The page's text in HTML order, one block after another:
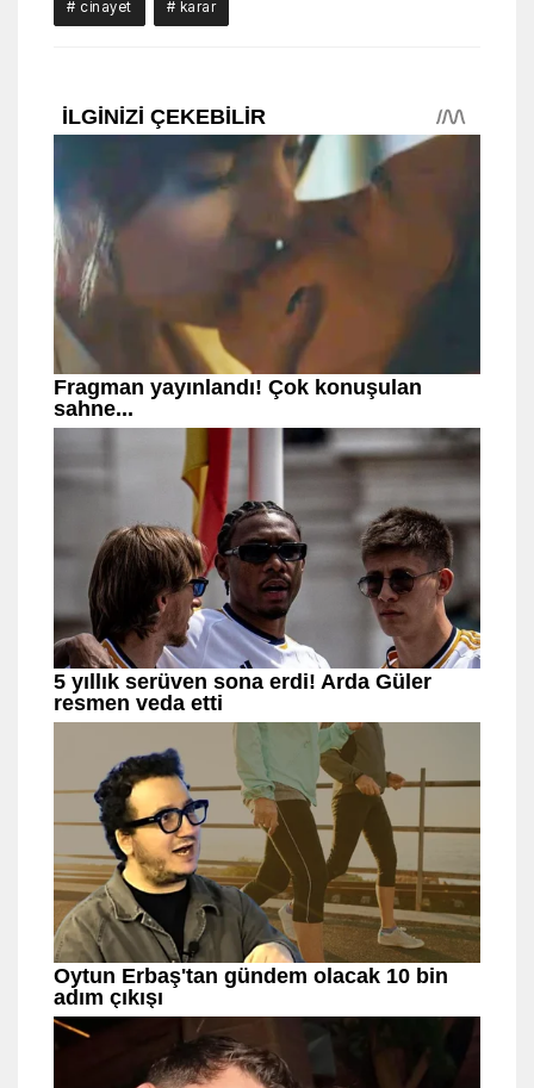
# cinayet # karar